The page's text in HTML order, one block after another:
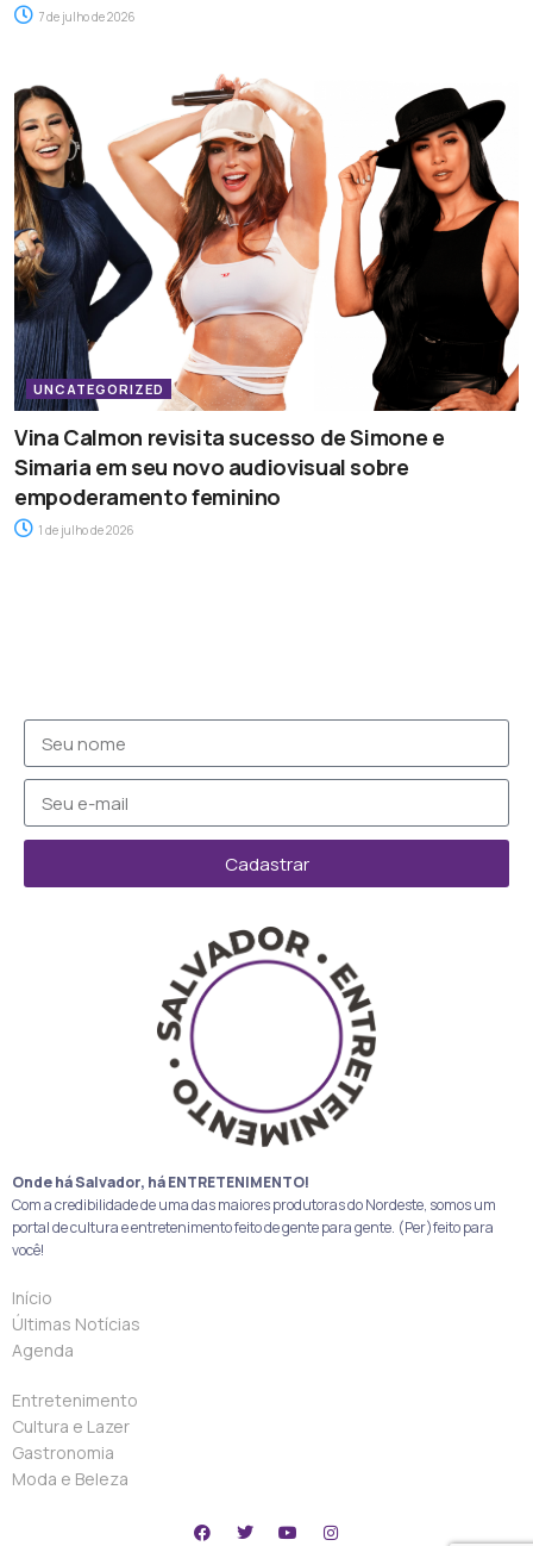
7 de julho de 2026
UNCATEGORIZED
Vina Calmon revisita sucesso de Simone e
Simaria em seu novo audiovisual sobre
empoderamento feminino
1 de julho de 2026
Cadastrar
Onde há Salvador, há ENTRETENIMENTO!
Com a credibilidade de uma das maiores produtoras do Nordeste, somos um
portal de cultura e entretenimento feito de gente para gente. (Per)feito para
você!
Início
Últimas Notícias
Agenda
Entretenimento
Cultura e Lazer
Gastronomia
Moda e Beleza